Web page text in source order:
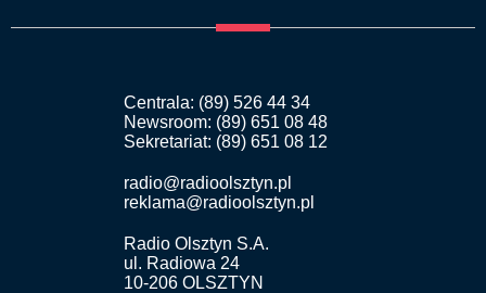
Centrala: (89) 526 44 34
Newsroom: (89) 651 08 48
Sekretariat: (89) 651 08 12
radio@radioolsztyn.pl
reklama@radioolsztyn.pl
Radio Olsztyn S.A.
ul. Radiowa 24
10-206 OLSZTYN